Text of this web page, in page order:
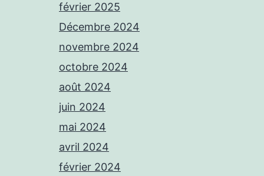
février 2025
Décembre 2024
novembre 2024
octobre 2024
août 2024
juin 2024
mai 2024
avril 2024
février 2024